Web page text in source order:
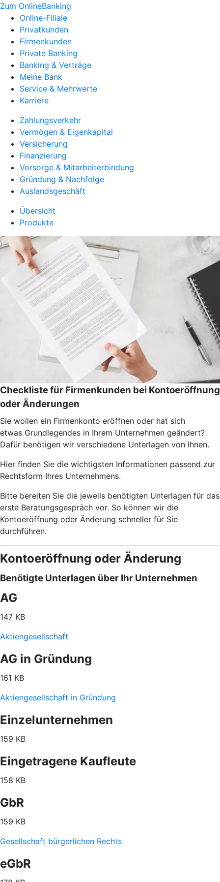
Zum OnlineBanking
Online-Filiale
Privatkunden
Firmenkunden
Private Banking
Banking & Verträge
Meine Bank
Service & Mehrwerte
Karriere
Zahlungsverkehr
Vermögen & Eigenkapital
Versicherung
Finanzierung
Vorsorge & Mitarbeiterbindung
Gründung & Nachfolge
Auslandsgeschäft
Übersicht
Produkte
Checkliste für Firmenkunden bei Kontoeröffnung
oder Änderungen
Sie wollen ein Firmenkonto eröffnen oder hat sich
etwas Grundlegendes in Ihrem Unternehmen geändert?
Dafür benötigen wir verschiedene Unterlagen von Ihnen.
Hier finden Sie die wichtigsten Informationen passend zur
Rechtsform Ihres Unternehmens.
Bitte bereiten Sie die jeweils benötigten Unterlagen für das
erste Beratungsgespräch vor. So können wir die
Kontoeröffnung oder Änderung schneller für Sie
durchführen.
Kontoeröffnung oder Änderung
Benötigte Unterlagen über Ihr Unternehmen
AG
147 KB
Aktiengesellschaft
AG in Gründung
161 KB
Aktiengesellschaft in Gründung
Einzelunternehmen
159 KB
Eingetragene Kaufleute
158 KB
GbR
159 KB
Gesellschaft bürgerlichen Rechts
eGbR